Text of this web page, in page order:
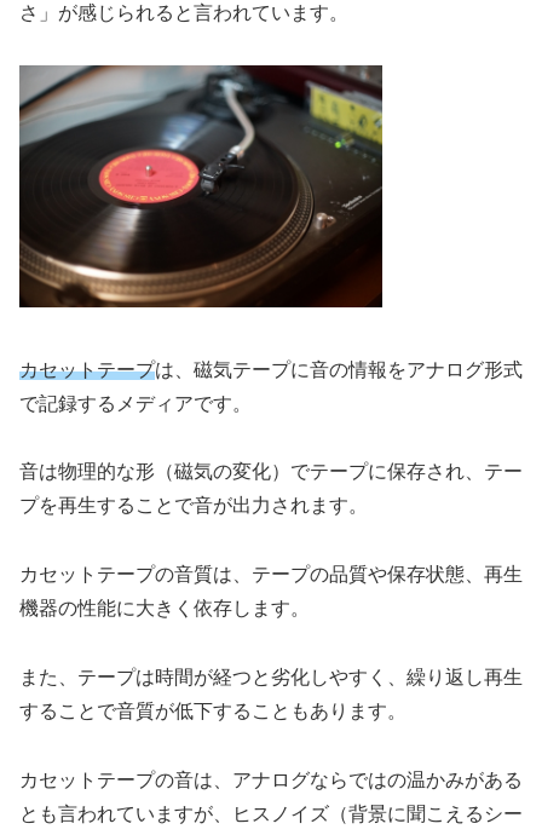
さ」が感じられると言われています。
カセットテープは、磁気テープに音の情報をアナログ形式
で記録するメディアです。
音は物理的な形（磁気の変化）でテープに保存され、テー
プを再生することで音が出力されます。
カセットテープの音質は、テープの品質や保存状態、再生
機器の性能に大きく依存します。
また、テープは時間が経つと劣化しやすく、繰り返し再生
することで音質が低下することもあります。
カセットテープの音は、アナログならではの温かみがある
とも言われていますが、ヒスノイズ（背景に聞こえるシー